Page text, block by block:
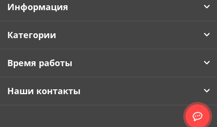
Информация
Категории
Время работы
Наши контакты